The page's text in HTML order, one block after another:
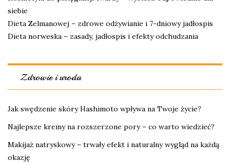
siebie
Dieta Zelmanowej – zdrowe odżywianie i 7-dniowy jadłospis
Dieta norweska – zasady, jadłospis i efekty odchudzania
Zdrowie i uroda
Jak swędzenie skóry Hashimoto wpływa na Twoje życie?
Najlepsze kremy na rozszerzone pory – co warto wiedzieć?
Makijaż natryskowy – trwały efekt i naturalny wygląd na każdą
okazję